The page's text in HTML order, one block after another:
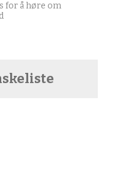
for å høre om